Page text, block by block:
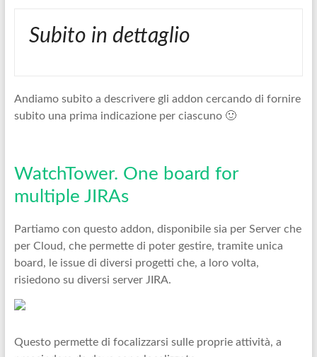
Subito in dettaglio
Andiamo subito a descrivere gli addon cercando di fornire
subito una prima indicazione per ciascuno 🙂
WatchTower. One board for
multiple JIRAs
Partiamo con questo addon, disponibile sia per Server che
per Cloud, che permette di poter gestire, tramite unica
board, le issue di diversi progetti che, a loro volta,
risiedono su diversi server JIRA.
Questo permette di focalizzarsi sulle proprie attività, a